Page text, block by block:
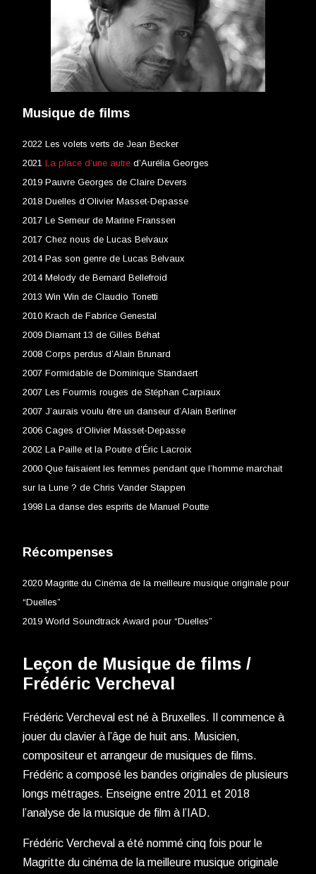
Musique de films
2022 Les volets verts de Jean Becker
2021 La place d’une autre d’Aurélia Georges
2019 Pauvre Georges de Claire Devers
2018 Duelles d’Olivier Masset-Depasse
2017 Le Semeur de Marine Franssen
2017 Chez nous de Lucas Belvaux
2014 Pas son genre de Lucas Belvaux
2014 Melody de Bernard Bellefroid
2013 Win Win de Claudio Tonetti
2010 Krach de Fabrice Genestal
2009 Diamant 13 de Gilles Béhat
2008 Corps perdus d’Alain Brunard
2007 Formidable de Dominique Standaert
2007 Les Fourmis rouges de Stéphan Carpiaux
2007 J’aurais voulu être un danseur d’Alain Berliner
2006 Cages d’Olivier Masset-Depasse
2002 La Paille et la Poutre d’Éric Lacroix
2000 Que faisaient les femmes pendant que l’homme marchait
sur la Lune ? de Chris Vander Stappen
1998 La danse des esprits de Manuel Poutte
Récompenses
2020 Magritte du Cinéma de la meilleure musique originale pour
“Duelles”
2019 World Soundtrack Award pour “Duelles”
Leçon de Musique de films /
Frédéric Vercheval
Frédéric Vercheval est né à Bruxelles. Il commence à
jouer du clavier à l’âge de huit ans. Musicien,
compositeur et arrangeur de musiques de films.
Frédéric a composé les bandes originales de plusieurs
longs métrages. Enseigne entre 2011 et 2018
l’analyse de la musique de film à l’IAD.
Frédéric Vercheval a été nommé cinq fois pour le
Magritte du cinéma de la meilleure musique originale